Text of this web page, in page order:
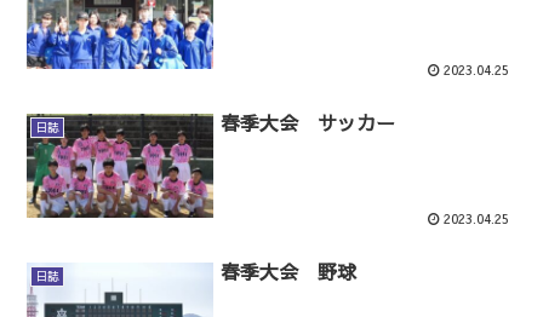
2023.04.25
日誌 春季大会 サッカー
2023.04.25
日誌 春季大会 野球